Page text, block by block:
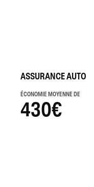
ASSURANCE AUTO
ÉCONOMIE MOYENNE DE
430€